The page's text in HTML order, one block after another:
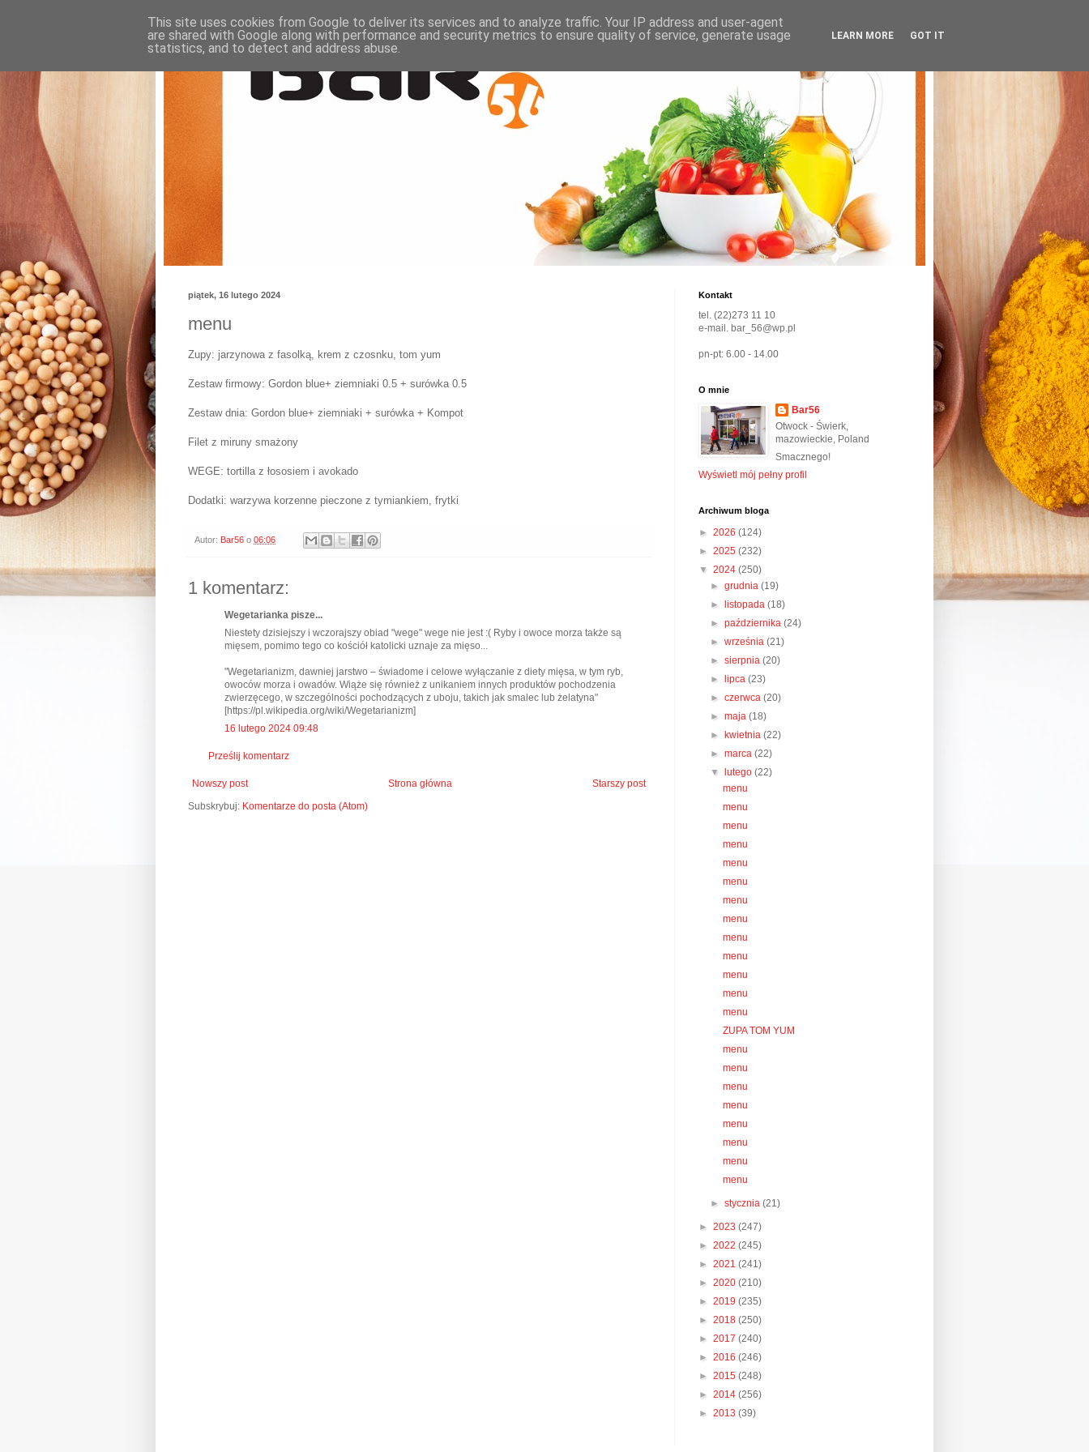
piątek, 16 lutego 2024
menu
Zupy: jarzynowa z fasolką, krem z czosnku, tom yum
Zestaw firmowy: Gordon blue+ ziemniaki 0.5 + surówka 0.5
Zestaw dnia: Gordon blue+ ziemniaki + surówka + Kompot
Filet z miruny smażony
WEGE: tortilla z łososiem i avokado
Dodatki: warzywa korzenne pieczone z tymiankiem, frytki
Autor: Bar56 o 06:06
1 komentarz:
Wegetarianka pisze...
Niestety dzisiejszy i wczorajszy obiad "wege" wege nie jest :( Ryby i owoce morza także są
mięsem, pomimo tego co kościół katolicki uznaje za mięso...
"Wegetarianizm, dawniej jarstwo – świadome i celowe wyłączanie z diety mięsa, w tym ryb,
owoców morza i owadów. Wiąże się również z unikaniem innych produktów pochodzenia
zwierzęcego, w szczególności pochodzących z uboju, takich jak smalec lub żelatyna"
[https://pl.wikipedia.org/wiki/Wegetarianizm]
16 lutego 2024 09:48
Prześlij komentarz
Nowszy post Starszy post
Strona główna
Subskrybuj: Komentarze do posta (Atom)
Kontakt
tel. (22)273 11 10
e-mail. bar_56@wp.pl
pn-pt: 6.00 - 14.00
O mnie
Bar56
Otwock - Świerk,
mazowieckie, Poland
Smacznego!
Wyświetl mój pełny profil
Archiwum bloga
► 2026 (124)
► 2025 (232)
▼ 2024 (250)
►grudnia(19)
►
listopada(18)
►października(24)
►września(21)
►sierpnia(20)
►
lipca(23)
►czerwca(20)
►maja(18)
►
kwietnia(22)
►marca(22)
▼
lutego(22)
menu
menu
menu
menu
menu
menu
menu
menu
menu
menu
menu
menu
menu
ZUPA TOM YUM
menu
menu
menu
menu
menu
menu
menu
menu
►stycznia(21)
► 2023 (247)
► 2022 (245)
► 2021 (241)
► 2020 (210)
► 2019 (235)
► 2018 (250)
► 2017 (240)
► 2016 (246)
► 2015 (248)
► 2014 (256)
► 2013 (39)
This site uses cookies from Google to deliver its services and to analyze traffic. Your IP address and user-agent
are shared with Google along with performance and security metrics to ensure quality of service, generate usage
statistics, and to detect and address abuse.
LEARN MORE GOT IT